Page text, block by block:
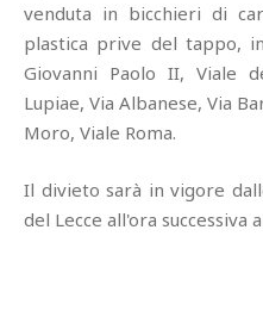
venduta in bicchieri di
plastica prive del tappo,
Giovanni Paolo II, Viale
Lupiae, Via Albanese, Via
Moro, Viale Roma.
Il divieto sarà in vigore
del Lecce all'ora successiva